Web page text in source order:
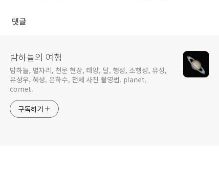
댓글
밤하늘의 여행
밤하늘, 별자리, 천문 현상, 태양, 달, 행성, 소행성, 유성,
유성우, 혜성, 은하수, 천체 사진 촬영법. planet,
comet.
구독하기